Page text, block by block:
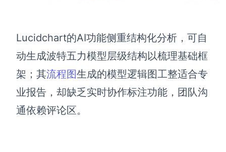
Lucidchart的AI功能侧重结构化分析，可自
动生成波特五力模型层级结构以梳理基础框
架；其流程图生成的模型逻辑图工整适合专
业报告，却缺乏实时协作标注功能，团队沟
通依赖评论区。